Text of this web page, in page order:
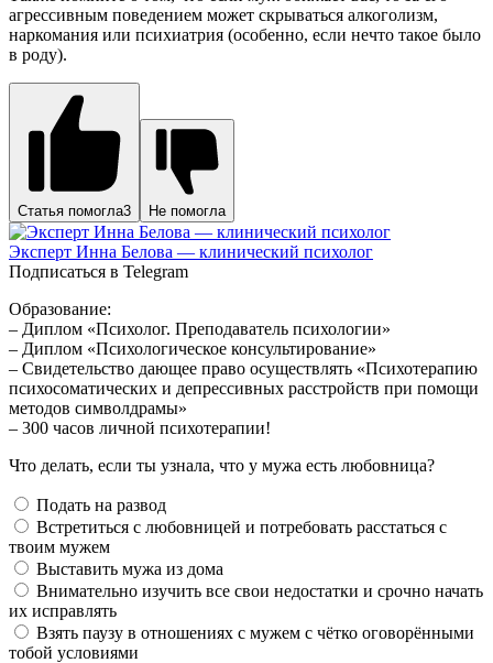
агрессивным поведением может скрываться алкоголизм,
наркомания или психиатрия (особенно, если нечто такое было
в роду).
Статья помогла3 Не помогла
Эксперт Инна Белова — клинический психолог
Подписаться в Telegram
Образование:
– Диплом «Психолог. Преподаватель психологии»
– Диплом «Психологическое консультирование»
– Свидетельство дающее право осуществлять «Психотерапию
психосоматических и депрессивных расстройств при помощи
методов символдрамы»
– 300 часов личной психотерапии!
Что делать, если ты узнала, что у мужа есть любовница?
Подать на развод
Встретиться с любовницей и потребовать расстаться с
твоим мужем
Выставить мужа из дома
Внимательно изучить все свои недостатки и срочно начать
их исправлять
Взять паузу в отношениях с мужем с чётко оговорёнными
тобой условиями